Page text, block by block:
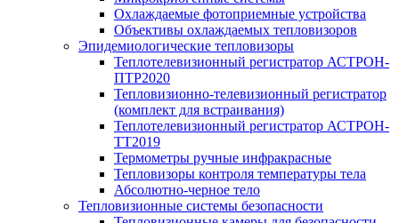
Охлаждаемые фотоприемные устройства
Объективы охлаждаемых тепловизоров
Эпидемиологические тепловизоры
Теплотелевизионный регистратор АСТРОН-
ПТР2020
Тепловизионно-телевизионный регистратор
(комплект для встраивания)
Теплотелевизионный регистратор АСТРОН-
ТТ2019
Термометры ручные инфракрасные
Тепловизоры контроля температуры тела
Абсолютно-черное тело
Тепловизионные системы безопасности